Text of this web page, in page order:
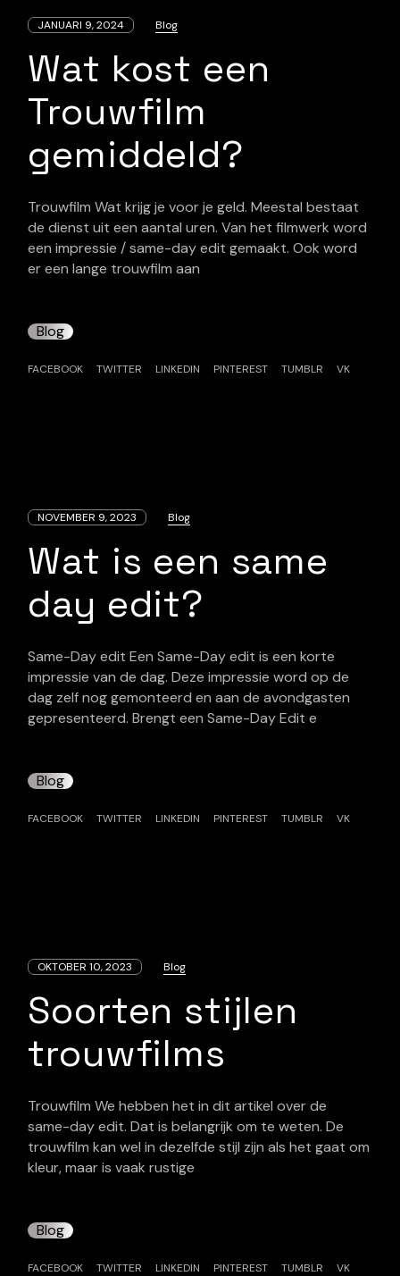
JANUARI 9, 2024 Blog
Wat kost een
Trouwfilm
gemiddeld?
Trouwfilm Wat krijg je voor je geld. Meestal bestaat
de dienst uit een aantal uren. Van het filmwerk word
een impressie / same-day edit gemaakt. Ook word
er een lange trouwfilm aan
Blog
FACEBOOK TWITTER LINKEDIN PINTEREST TUMBLR VK
NOVEMBER 9, 2023 Blog
Wat is een same
day edit?
Same-Day edit Een Same-Day edit is een korte
impressie van de dag. Deze impressie word op de
dag zelf nog gemonteerd en aan de avondgasten
gepresenteerd. Brengt een Same-Day Edit e
Blog
FACEBOOK TWITTER LINKEDIN PINTEREST TUMBLR VK
OKTOBER 10, 2023 Blog
Soorten stijlen
trouwfilms
Trouwfilm We hebben het in dit artikel over de
same-day edit. Dat is belangrijk om te weten. De
trouwfilm kan wel in dezelfde stijl zijn als het gaat om
kleur, maar is vaak rustige
Blog
FACEBOOK TWITTER LINKEDIN PINTEREST TUMBLR VK